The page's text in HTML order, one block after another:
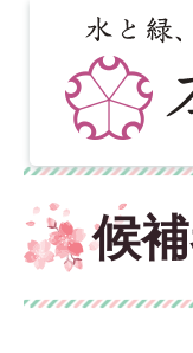
候